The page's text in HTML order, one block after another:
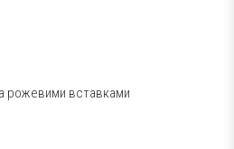
рожевими вставками